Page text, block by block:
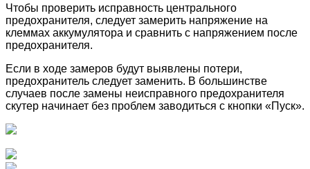
Чтобы проверить исправность центрального
предохранителя, следует замерить напряжение на
клеммах аккумулятора и сравнить с напряжением после
предохранителя.
Если в ходе замеров будут выявлены потери,
предохранитель следует заменить. В большинстве
случаев после замены неисправного предохранителя
скутер начинает без проблем заводиться с кнопки «Пуск».